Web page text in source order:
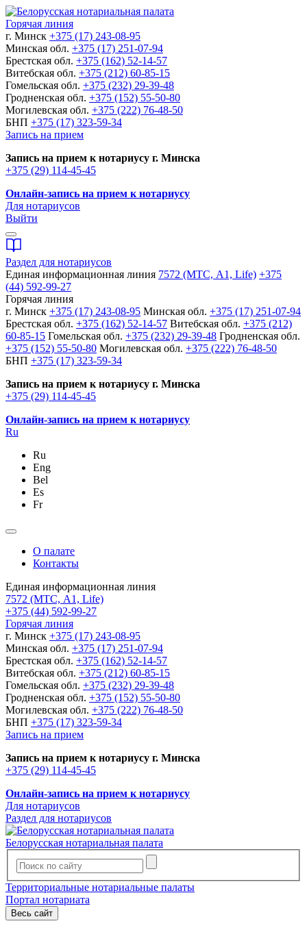
Горячая линия
г. Минск +375 (17) 243-08-95
Минская обл. +375 (17) 251-07-94
Брестская обл. +375 (162) 52-14-57
Витебская обл. +375 (212) 60-85-15
Гомельская обл. +375 (232) 29-39-48
Гродненская обл. +375 (152) 55-50-80
Могилевская обл. +375 (222) 76-48-50
БНП +375 (17) 323-59-34
Запись на прием
Запись на прием к нотариусу г. Минска
+375 (29) 114-45-45
Онлайн-запись на прием к нотариусу
Для нотариусов
Выйти
Раздел для нотариусов
Единая информационная линия 7572 (МТС, A1, Life) +375
(44) 592-99-27
Горячая линия
г. Минск +375 (17) 243-08-95 Минская обл. +375 (17) 251-07-94
Брестская обл. +375 (162) 52-14-57 Витебская обл. +375 (212)
60-85-15 Гомельская обл. +375 (232) 29-39-48 Гродненская обл.
+375 (152) 55-50-80 Могилевская обл. +375 (222) 76-48-50
БНП +375 (17) 323-59-34
Запись на прием к нотариусу г. Минска
+375 (29) 114-45-45
Онлайн-запись на прием к нотариусу
Ru
Ru
Eng
Bel
Es
Fr
О палате
Контакты
Единая информационная линия
7572 (МТС, A1, Life)
+375 (44) 592-99-27
Горячая линия
г. Минск +375 (17) 243-08-95
Минская обл. +375 (17) 251-07-94
Брестская обл. +375 (162) 52-14-57
Витебская обл. +375 (212) 60-85-15
Гомельская обл. +375 (232) 29-39-48
Гродненская обл. +375 (152) 55-50-80
Могилевская обл. +375 (222) 76-48-50
БНП +375 (17) 323-59-34
Запись на прием
Запись на прием к нотариусу г. Минска
+375 (29) 114-45-45
Онлайн-запись на прием к нотариусу
Для нотариусов
Раздел для нотариусов
Белорусская нотариальная палата
Территориальные нотариальные палаты
Портал нотариата
Весь сайт